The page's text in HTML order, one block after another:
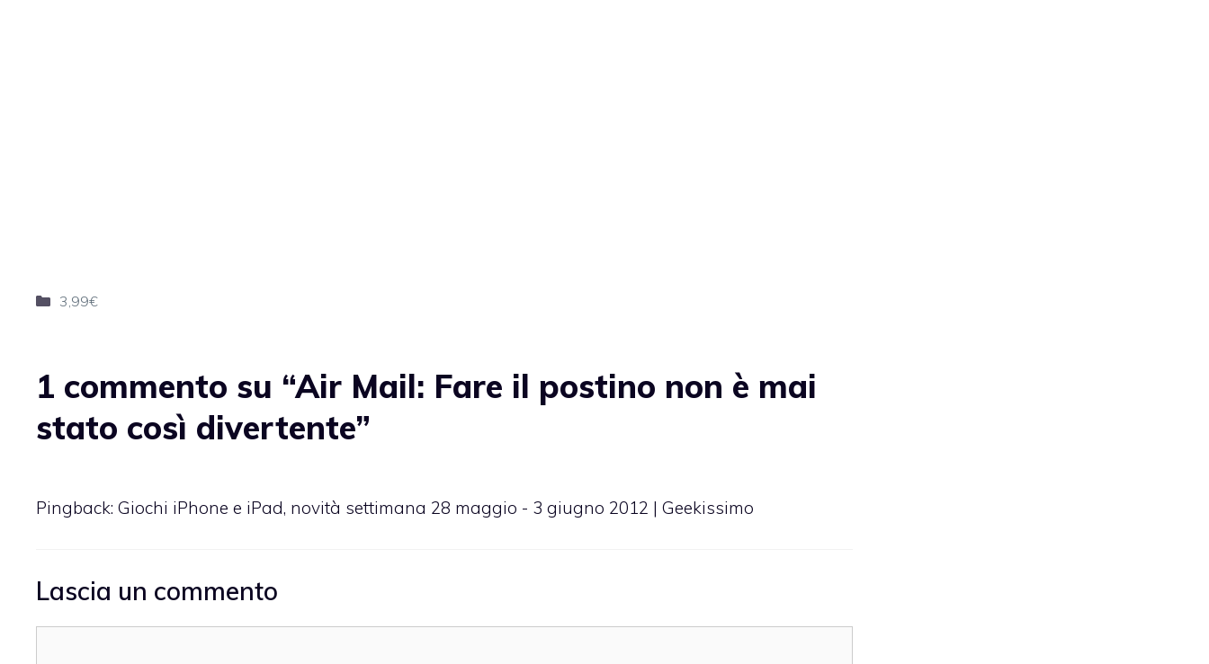
Categorie
3,99€
1 commento su “Air Mail: Fare il postino non è mai
stato così divertente”
Pingback: Giochi iPhone e iPad, novità settimana 28 maggio - 3 giugno 2012 | Geekissimo
Lascia un commento